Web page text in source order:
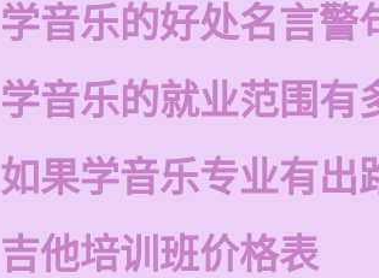
学音乐的好处名言警
学音乐的就业范围有
如果学音乐专业有出
吉他培训班价格表